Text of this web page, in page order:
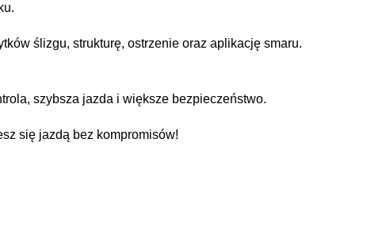
ślizgu, strukturę, ostrzenie oraz aplikację smaru.
szybsza jazda i większe bezpieczeństwo.
się jazdą bez kompromisów!